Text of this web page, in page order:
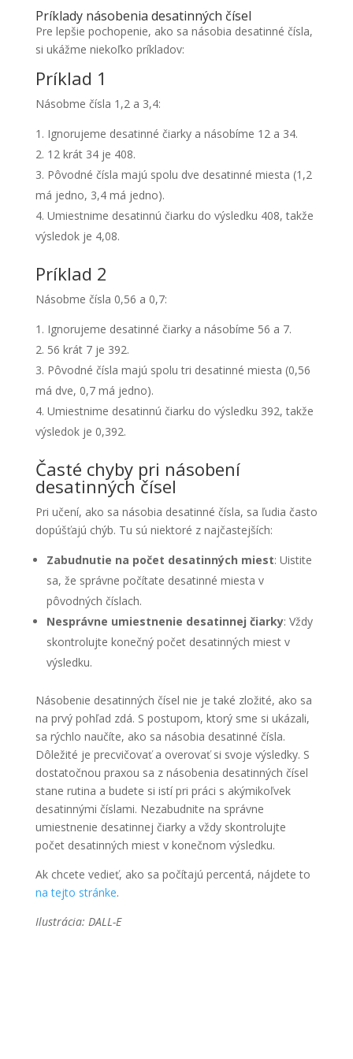
Príklady násobenia desatinných čísel
Pre lepšie pochopenie, ako sa násobia desatinné čísla,
si ukážme niekoľko príkladov:
Príklad 1
Násobme čísla 1,2 a 3,4:
Ignorujeme desatinné čiarky a násobíme 12 a 34.
12 krát 34 je 408.
Pôvodné čísla majú spolu dve desatinné miesta (1,2
má jedno, 3,4 má jedno).
Umiestnime desatinnú čiarku do výsledku 408, takže
výsledok je 4,08.
Príklad 2
Násobme čísla 0,56 a 0,7:
Ignorujeme desatinné čiarky a násobíme 56 a 7.
56 krát 7 je 392.
Pôvodné čísla majú spolu tri desatinné miesta (0,56
má dve, 0,7 má jedno).
Umiestnime desatinnú čiarku do výsledku 392, takže
výsledok je 0,392.
Časté chyby pri násobení
desatinných čísel
Pri učení, ako sa násobia desatinné čísla, sa ľudia často
dopúšťajú chýb. Tu sú niektoré z najčastejších:
Zabudnutie na počet desatinných miest: Uistite
sa, že správne počítate desatinné miesta v
pôvodných číslach.
Nesprávne umiestnenie desatinnej čiarky: Vždy
skontrolujte konečný počet desatinných miest v
výsledku.
Násobenie desatinných čísel nie je také zložité, ako sa
na prvý pohľad zdá. S postupom, ktorý sme si ukázali,
sa rýchlo naučíte, ako sa násobia desatinné čísla.
Dôležité je precvičovať a overovať si svoje výsledky. S
dostatočnou praxou sa z násobenia desatinných čísel
stane rutina a budete si istí pri práci s akýmikoľvek
desatinnými číslami. Nezabudnite na správne
umiestnenie desatinnej čiarky a vždy skontrolujte
počet desatinných miest v konečnom výsledku.
Ak chcete vedieť, ako sa počítajú percentá, nájdete to
na tejto stránke.
Ilustrácia: DALL-E